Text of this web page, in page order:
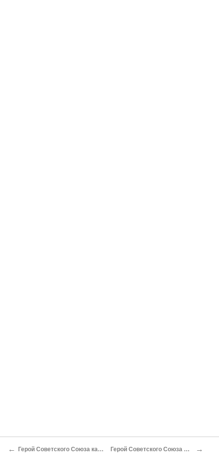
← Герой Советского Союза капитан Лукашин В. И. Герой Советского Союза майор Елецких Г. Н. →